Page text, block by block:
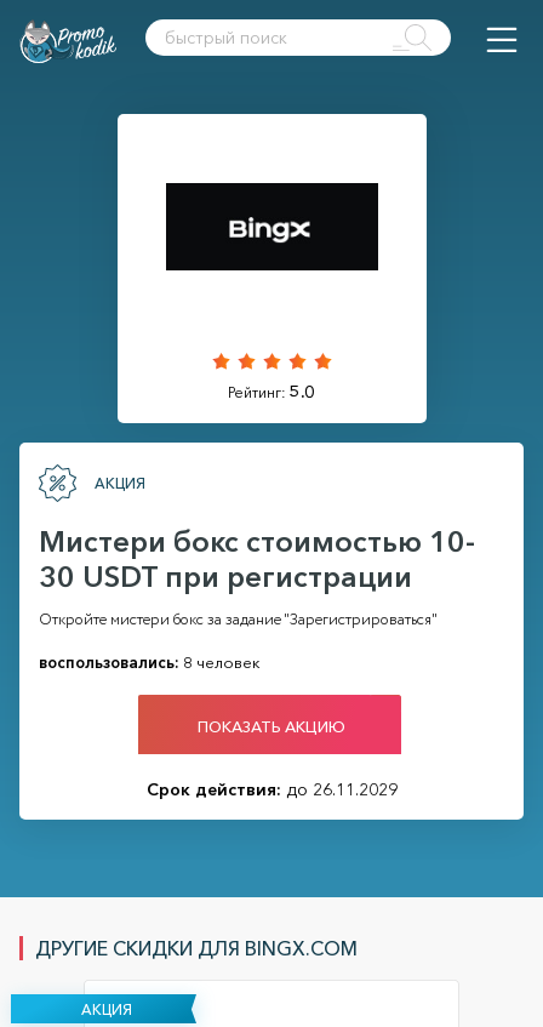
Рейтинг: 5.0
АКЦИЯ
Мистери бокс стоимостью 10-
30 USDT при регистрации
Откройте мистери бокс за задание "Зарегистрироваться"
воспользовались: 8 человек
ПОКАЗАТЬ АКЦИЮ
Срок действия: до 26.11.2029
ДРУГИЕ СКИДКИ ДЛЯ BINGX.COM
АКЦИЯ